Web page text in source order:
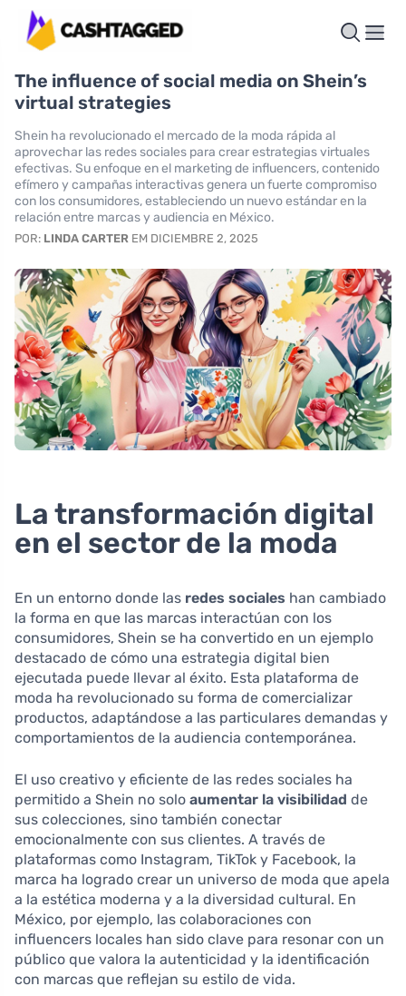
The influence of social media on Shein’s
virtual strategies
Shein ha revolucionado el mercado de la moda rápida al
aprovechar las redes sociales para crear estrategias virtuales
efectivas. Su enfoque en el marketing de influencers, contenido
efímero y campañas interactivas genera un fuerte compromiso
con los consumidores, estableciendo un nuevo estándar en la
relación entre marcas y audiencia en México.
POR: LINDA CARTER EM DICIEMBRE 2, 2025
La transformación digital
en el sector de la moda
En un entorno donde las redes sociales han cambiado
la forma en que las marcas interactúan con los
consumidores, Shein se ha convertido en un ejemplo
destacado de cómo una estrategia digital bien
ejecutada puede llevar al éxito. Esta plataforma de
moda ha revolucionado su forma de comercializar
productos, adaptándose a las particulares demandas y
comportamientos de la audiencia contemporánea.
El uso creativo y eficiente de las redes sociales ha
permitido a Shein no solo aumentar la visibilidad de
sus colecciones, sino también conectar
emocionalmente con sus clientes. A través de
plataformas como Instagram, TikTok y Facebook, la
marca ha logrado crear un universo de moda que apela
a la estética moderna y a la diversidad cultural. En
México, por ejemplo, las colaboraciones con
influencers locales han sido clave para resonar con un
público que valora la autenticidad y la identificación
con marcas que reflejan su estilo de vida.